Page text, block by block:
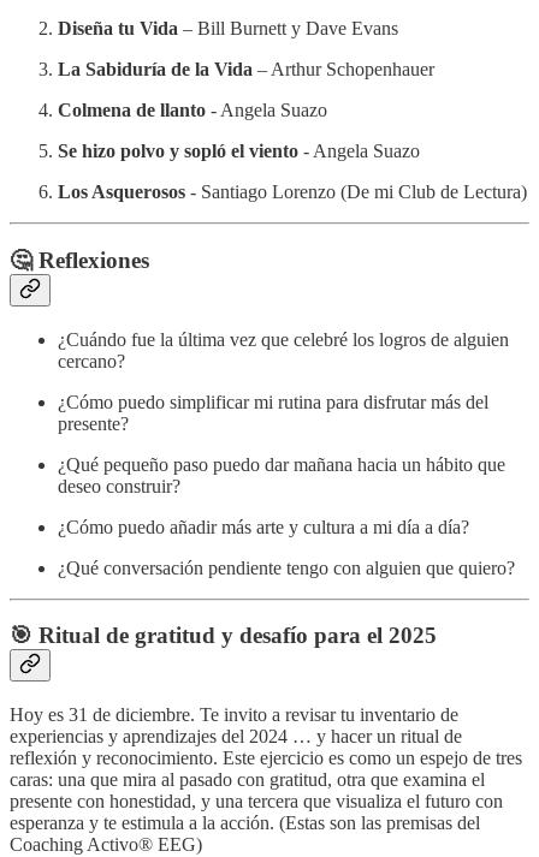
Diseña tu Vida – Bill Burnett y Dave Evans
La Sabiduría de la Vida – Arthur Schopenhauer
Colmena de llanto - Angela Suazo
Se hizo polvo y sopló el viento - Angela Suazo
Los Asquerosos - Santiago Lorenzo (De mi Club de Lectura)
🤔 Reflexiones
¿Cuándo fue la última vez que celebré los logros de alguien
cercano?
¿Cómo puedo simplificar mi rutina para disfrutar más del
presente?
¿Qué pequeño paso puedo dar mañana hacia un hábito que
deseo construir?
¿Cómo puedo añadir más arte y cultura a mi día a día?
¿Qué conversación pendiente tengo con alguien que quiero?
🎯 Ritual de gratitud y desafío para el 2025
Hoy es 31 de diciembre. Te invito a revisar tu inventario de
experiencias y aprendizajes del 2024 … y hacer un ritual de
reflexión y reconocimiento. Este ejercicio es como un espejo de tres
caras: una que mira al pasado con gratitud, otra que examina el
presente con honestidad, y una tercera que visualiza el futuro con
esperanza y te estimula a la acción. (Estas son las premisas del
Coaching Activo® EEG)